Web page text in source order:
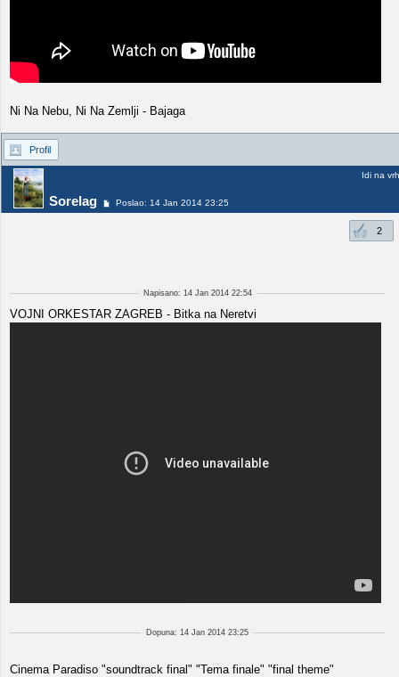
Ni Na Nebu, Ni Na Zemlji - Bajaga
Profil
Sorelag Poslao: 14 Jan 2014 23:25
Idi na vrh
2
Napisano: 14 Jan 2014 22:54
VOJNI ORKESTAR ZAGREB - Bitka na Neretvi
Dopuna: 14 Jan 2014 23:25
Cinema Paradiso "soundtrack final" "Tema finale" "final theme"